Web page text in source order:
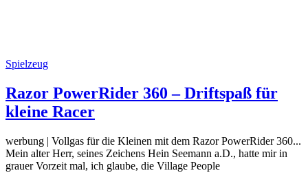
Spielzeug
Razor PowerRider 360 – Driftspaß für
kleine Racer
werbung | Vollgas für die Kleinen mit dem Razor PowerRider 360...
Mein alter Herr, seines Zeichens Hein Seemann a.D., hatte mir in
grauer Vorzeit mal, ich glaube, die Village People